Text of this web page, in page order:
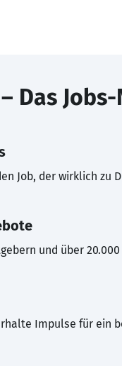
Das
Job, der wirklich zu
und über
Impulse für ein